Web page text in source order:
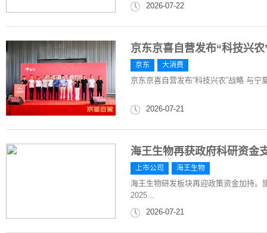
2026-07-22
京东京喜自营发布“科技兴
京东 大消费
京东京喜自营发布“科技兴农”战略 与宁
2026-07-21
海王生物再获政府科研资金
上市公司 海王生物
海王生物研发板块再迎政策资金加持。
2025...
2026-07-21